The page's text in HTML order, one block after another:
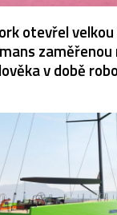
otevřel
zaměřenou
v době